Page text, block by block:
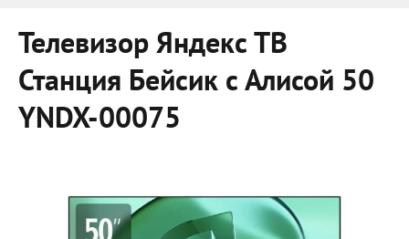
Телевизор Яндекс ТВ
Станция Бейсик с Алисой 50
YNDX-00075